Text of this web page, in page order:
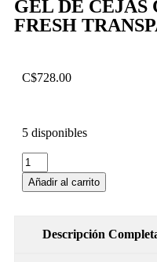
GEL DE
FRESH
C$728.00
5 disponibles
Añadir al carrito
Descripción